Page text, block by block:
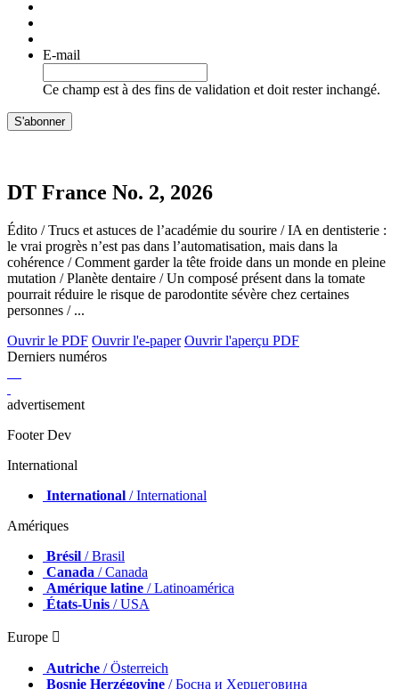
E-mail
Ce champ est à des fins de validation et doit rester inchangé.
DT France No. 2, 2026
Édito / Trucs et astuces de l’académie du sourire / IA en dentisterie :
le vrai progrès n’est pas dans l’automatisation, mais dans la
cohérence / Comment garder la tête froide dans un monde en pleine
mutation / Planète dentaire / Un composé présent dans la tomate
pourrait réduire le risque de parodontite sévère chez certaines
personnes / ...
Ouvrir le PDF Ouvrir l'e-paper Ouvrir l'aperçu PDF
Derniers numéros
advertisement
Footer Dev
International
International / International
Amériques
Brésil / Brasil
Canada / Canada
Amérique latine / Latinoamérica
États-Unis / USA
Europe 
Autriche / Österreich
Bosnie Herzégovine / Босна и Херцеговина